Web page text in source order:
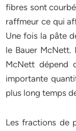
fibres sont
raffmeur ce qui
Une fois la pâte
le Bauer McNett.
McNett dépend
importante
plus long temps
Les fractions de